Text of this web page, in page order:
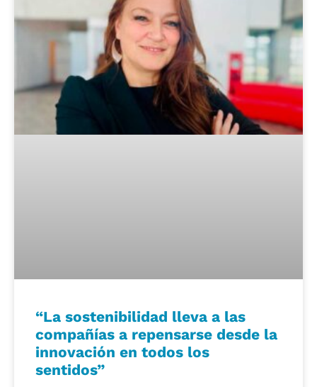
“La sostenibilidad lleva a las
compañías a repensarse desde la
innovación en todos los
sentidos”